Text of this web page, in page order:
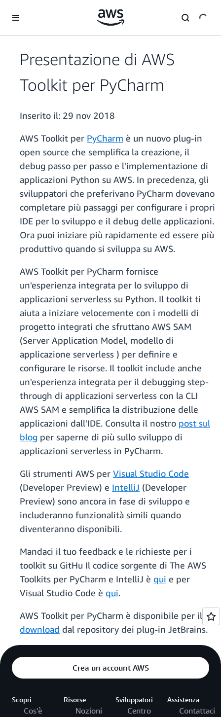
Presentazione di AWS
Toolkit per PyCharm
Inserito il: 29 nov 2018
AWS Toolkit per PyCharm è un nuovo plug-in
open source che semplifica la creazione, il
debug passo per passo e l'implementazione di
applicazioni Python su AWS. In precedenza, gli
sviluppatori che preferivano PyCharm dovevano
completare più passaggi per configurare i propri
IDE per lo sviluppo e il debug delle applicazioni.
Ora puoi iniziare più rapidamente ed essere più
produttivo quando si sviluppa su AWS.
AWS Toolkit per PyCharm fornisce
un'esperienza integrata per lo sviluppo di
applicazioni serverless su Python. Il toolkit ti
aiuta a iniziare velocemente con i modelli di
progetto integrati che sfruttano AWS SAM
(Server Application Model, modello di
applicazione serverless ) per definire e
configurare le risorse. Il toolkit include anche
un'esperienza integrata per il debugging step-
through di applicazioni serverless con la CLI
AWS SAM e semplifica la distribuzione delle
applicazioni dall'IDE. Consulta il nostro post sul
blog per saperne di più sullo sviluppo di
applicazioni serverless in PyCharm.
Gli strumenti AWS per Visual Studio Code
(Developer Preview) e IntelliJ (Developer
Preview) sono ancora in fase di sviluppo e
includeranno funzionalità simili quando
diventeranno disponibili.
Mandaci il tuo feedback e le richieste per i
toolkit su GitHu Il codice sorgente di The AWS
Toolkits per PyCharm e IntelliJ è qui e per
Visual Studio Code è qui.
AWS Toolkit per PyCharm è disponibile per il
download dal repository dei plug-in JetBrains.
Crea un account AWS
Scopri
Cos'è
Risorse
Nozioni
Sviluppatori
Centro
Assistenza
Contattaci